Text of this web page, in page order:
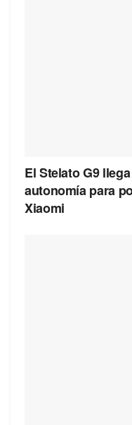
El Stelato G9
autonomía para
Xiaomi